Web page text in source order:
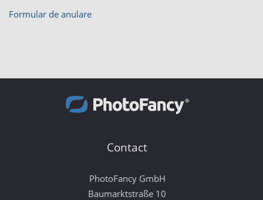
Formular de anulare
Contact
PhotoFancy GmbH
Baumarktstraße 10